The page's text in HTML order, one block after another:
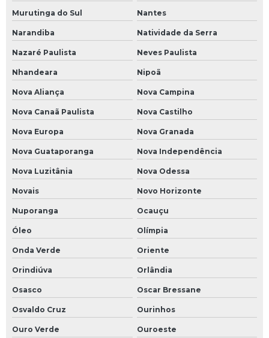
Murutinga do Sul Nantes
Narandiba Natividade da Serra
Nazaré Paulista Neves Paulista
Nhandeara Nipoã
Nova Aliança Nova Campina
Nova Canaã Paulista Nova Castilho
Nova Europa Nova Granada
Nova Guataporanga Nova Independência
Nova Luzitânia Nova Odessa
Novais Novo Horizonte
Nuporanga Ocauçu
Óleo Olímpia
Onda Verde Oriente
Orindiúva Orlândia
Osasco Oscar Bressane
Osvaldo Cruz Ourinhos
Ouro Verde Ouroeste